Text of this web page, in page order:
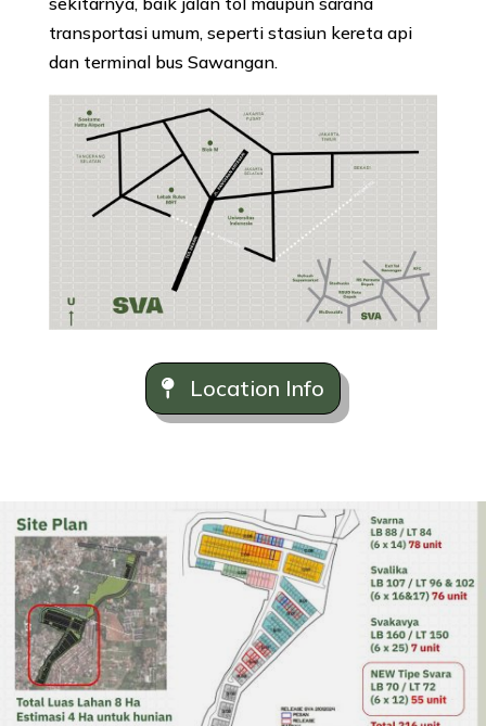
transportasi umum, seperti stasiun kereta api
dan terminal bus Sawangan.
Location Info